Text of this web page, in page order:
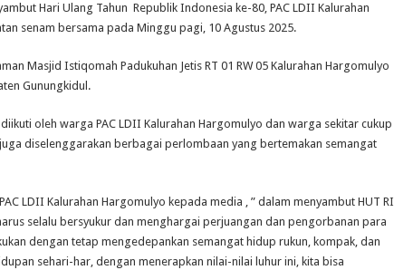
Hari Ulang Tahun Republik Indonesia ke-80, PAC LDII Kalurahan
senam bersama pada Minggu pagi, 10 Agustus 2025.
Masjid Istiqomah Padukuhan Jetis RT 01 RW 05 Kalurahan Hargomulyo
Gunungkidul.
oleh warga PAC LDII Kalurahan Hargomulyo dan warga sekitar cukup
diselenggarakan berbagai perlombaan yang bertemakan semangat
LDII Kalurahan Hargomulyo kepada media , ” dalam menyambut HUT RI
selalu bersyukur dan menghargai perjuangan dan pengorbanan para
dengan tetap mengedepankan semangat hidup rukun, kompak, dan
sehari-har, dengan menerapkan nilai-nilai luhur ini, kita bisa